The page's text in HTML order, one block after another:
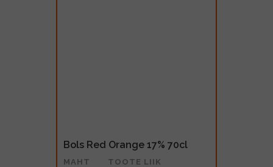
Bols Red Orange 17% 70cl
MAHT
TOOTE LIIK